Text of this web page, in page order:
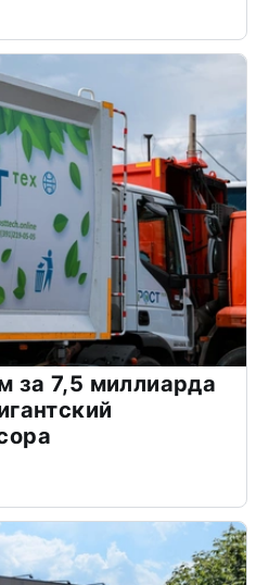
за 7,5 миллиарда